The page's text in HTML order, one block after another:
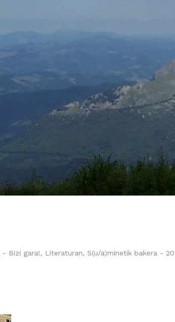
- Bizi gara!, Literaturan, S(u/a)minetik bakera -